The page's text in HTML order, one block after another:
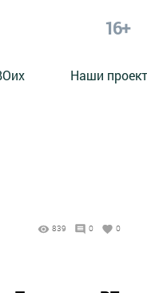
16+
Наши
839 0 0